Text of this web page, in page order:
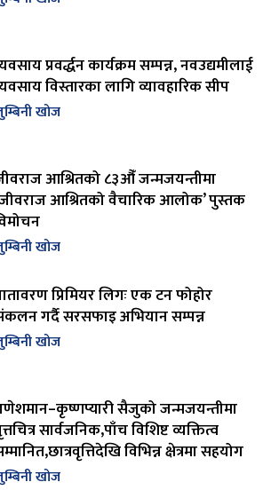
प्रवर्द्धन कार्यक्रम सम्पन्न, नवउद्यमीलाई
विस्तारका लागि व्यावहारिक सीप
खोज
आश्रितको ८३औँ जन्मजयन्तीमा
आश्रितको वैचारिक आलोक’ पुस्तक
खोज
प्रिमियर लिगः एक टन फोहोर
गर्दै सरसफाइ अभियान सम्पन्न
खोज
सैजुको जन्मजयन्तीमा
सार्वजनिक,पाँच विशिष्ट व्यक्तित्व
विभिन्न क्षेत्रमा सहयोग
खोज